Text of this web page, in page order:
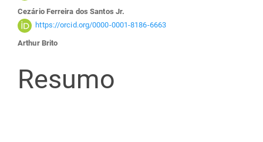
artigo
principal
Cezário Ferreira dos Santos Jr.
https://orcid.org/0000-0001-8186-6663
Arthur Brito
Resumo